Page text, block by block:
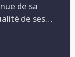
de sa
de ses…